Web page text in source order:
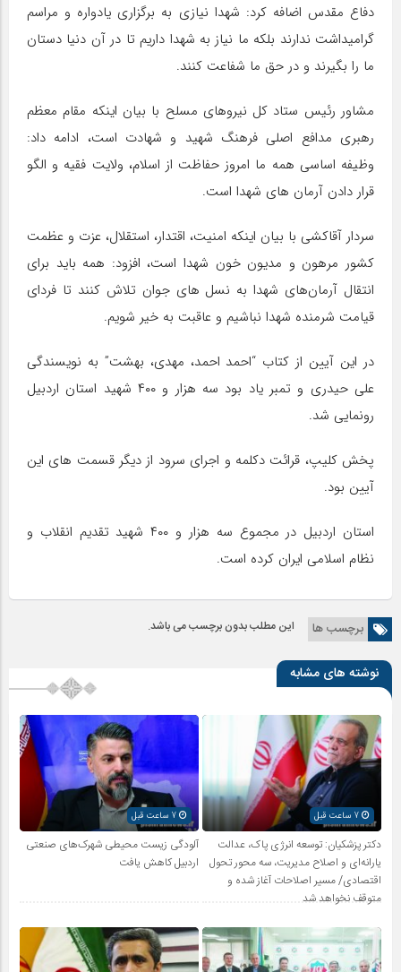
دفاع مقدس اضافه کرد: شهدا نیازی به برگزاری یادواره و مراسم
گرامیداشت ندارند بلکه ما نیاز به شهدا داریم تا در آن دنیا دستان
ما را بگیرند و در حق ما شفاعت کنند.
مشاور رئیس ستاد کل نیروهای مسلح با بیان اینکه مقام معظم
رهبری مدافع اصلی فرهنگ شهید و شهادت است، ادامه داد:
وظیفه اساسی همه ما امروز حفاظت از اسلام، ولایت فقیه و الگو
قرار دادن آرمان های شهدا است.
سردار آقاکشی با بیان اینکه امنیت، اقتدار، استقلال، عزت و عظمت
کشور مرهون و مدیون خون شهدا است، افزود: همه باید برای
انتقال آرمان‌های شهدا به نسل های جوان تلاش کنند تا فردای
قیامت شرمنده شهدا نباشیم و عاقبت به خیر شویم.
در این آیین از کتاب “احمد احمد، مهدی، بهشت” به نویسندگی
علی حیدری و تمبر یاد بود سه هزار و ۴۰۰ شهید استان اردبیل
رونمایی شد.
پخش کلیپ، قرائت دکلمه و اجرای سرود از دیگر قسمت های این
آیین بود.
استان اردبیل در مجموع سه هزار و ۴۰۰ شهید تقدیم انقلاب و
نظام اسلامی ایران کرده است.
برچسب ها این مطلب بدون برچسب می باشد.
نوشته های مشابه
7 ساعت قبل
دکتر پزشکیان: توسعه انرژی پاک، عدالت
یارانه‌ای و اصلاح مدیریت، سه محور تحول
اقتصادی/ مسیر اصلاحات آغاز شده و
متوقف نخواهد شد
آلودگی زیست محیطی شهرک‌های صنعتی
اردبیل کاهش یافت